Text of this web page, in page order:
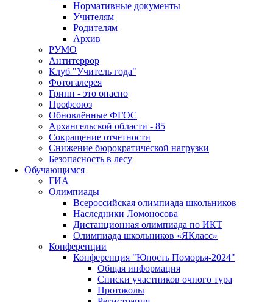
Нормативные документы
Учителям
Родителям
Архив
РУМО
Антитеррор
Клуб "Учитель года"
Фотогалерея
Грипп - это опасно
Профсоюз
Обновлённые ФГОС
Архангельской области - 85
Сокращение отчетности
Снижение бюрократической нагрузки
Безопасность в лесу
Обучающимся
ГИА
Олимпиады
Всероссийская олимпиада школьников
Наследники Ломоносова
Дистанционная олимпиада по ИКТ
Олимпиада школьников «ЯКласс»
Конференции
Конференция "Юность Поморья-2024"
Общая информация
Списки участников очного тура
Протоколы